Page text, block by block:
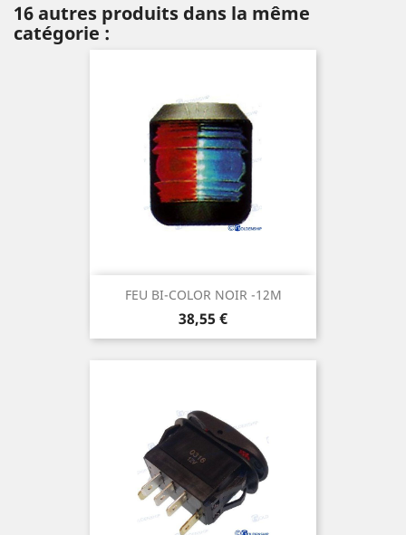
16 autres produits dans la même
catégorie :
FEU BI-COLOR NOIR -12M
Prix
38,55 €